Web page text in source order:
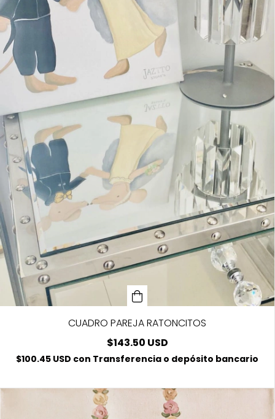
CUADRO PAREJA RATONCITOS
$143.50 USD
$100.45 USD con Transferencia o depósito bancario